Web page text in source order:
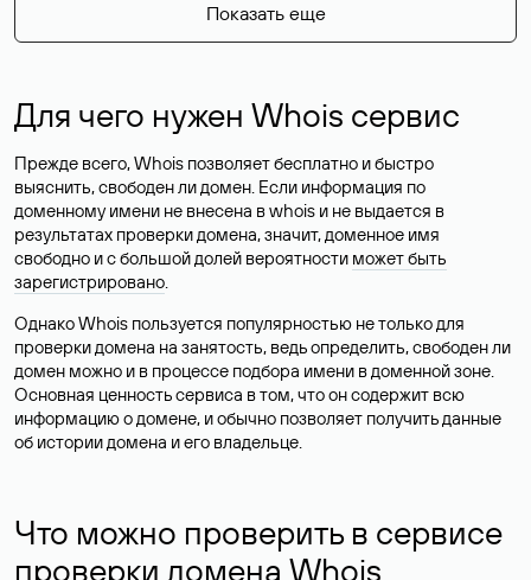
Показать еще
Для чего нужен Whois сервис
Прежде всего, Whois позволяет бесплатно и быстро
выяснить, свободен ли домен. Если информация по
доменному имени не внесена в whois и не выдается в
результатах проверки домена, значит, доменное имя
свободно и с большой долей вероятности может быть
зарегистрировано.
Однако Whois пользуется популярностью не только для
проверки домена на занятость, ведь определить, свободен ли
домен можно и в процессе подбора имени в доменной зоне.
Основная ценность сервиса в том, что он содержит всю
информацию о домене, и обычно позволяет получить данные
об истории домена и его владельце.
Что можно проверить в сервисе
проверки домена Whois